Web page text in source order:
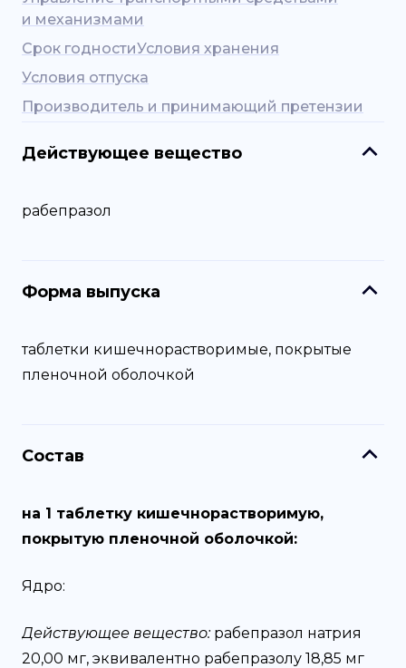
и механизмами
Срок годностиУсловия хранения
Условия отпуска
Производитель и принимающий претензии
Действующее вещество
рабепразол
Форма выпуска
таблетки кишечнорастворимые, покрытые
пленочной оболочкой
Состав
на 1 таблетку кишечнорастворимую,
покрытую пленочной оболочкой:
Ядро:
Действующее вещество:рабепразол натрия
20,00 мг, эквивалентно рабепразолу 18,85 мг